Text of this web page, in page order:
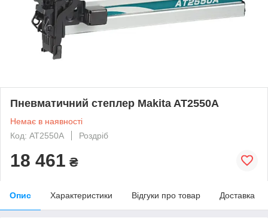
Пневматичний степлер Makita AT2550A
Немає в наявності
Код: AT2550A
Роздріб
18 461 ₴
Опис Характеристики Відгуки про товар Доставка